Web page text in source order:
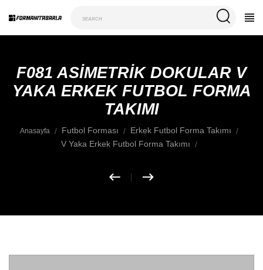
F081 ASIMETRIK DOKULAR V
YAKA ERKEK FUTBOL FORMA
TAKIMI
Anasayfa Futbol Forması
Erkek Futbol Forma Takımı
V Yaka Erkek Futbol Forma Takımı